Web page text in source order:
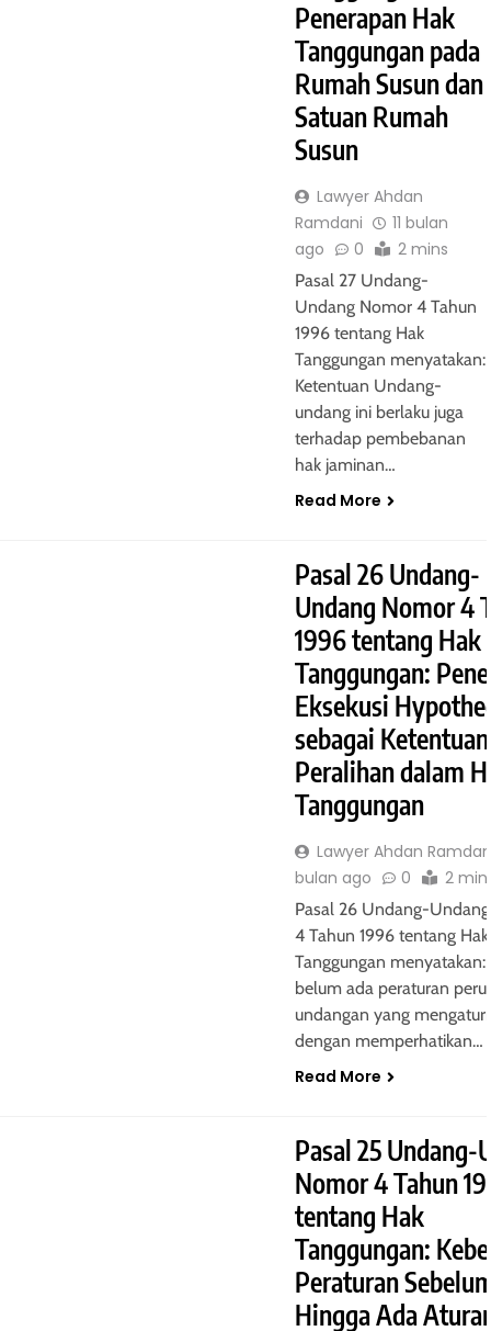
Penerapan Hak
Tanggungan pada
Rumah Susun dan
Satuan Rumah
Susun
Lawyer Ahdan
Ramdani
11 bulan
ago
0 2 mins
Pasal 27 Undang-
Undang Nomor 4 Tahun
1996 tentang Hak
Tanggungan menyatakan:
Ketentuan Undang-
undang ini berlaku juga
terhadap pembebanan
hak jaminan…
Read More
Pasal 26 Undang-
Undang Nomor 4
1996 tentang Hak
Tanggungan:
Eksekusi
sebagai Ketentuan
Peralihan dalam
Tanggungan
Lawyer Ahdan Ramdani
bulan ago
0 2 mins
Pasal 26 Undang-Undang
4 Tahun 1996 tentang Hak
Tanggungan menyatakan:
belum ada peraturan
undangan yang
dengan memperhatikan…
Read More
Pasal 25 Undang-
Nomor 4 Tahun
tentang Hak
Tanggungan:
Peraturan
Hingga Ada Aturan
11 bulan ago
HUKUM JAMINAN - HAK
Pasal 28 Undang-Undang
Tahun 1996 tentang Hak
Tanggungan: Ketentuan
Pelaksanaan Undang-undang
Tanggungan
HUKUM JAMINAN - FIDUSIA
Keberlakuan Peraturan Fidusia
Sebelum dan Sesudah Undang-
undang Jaminan Fidusia
HUKUM JAMINAN - GADAI
Penjelasan Pasal 1159 KUH
Tentang Hak Kreditur untuk
Menahan Barang Gadai hingga
HUKUM JAMINAN - HIPOTEK
Pasal 1169 KUHPerdata: